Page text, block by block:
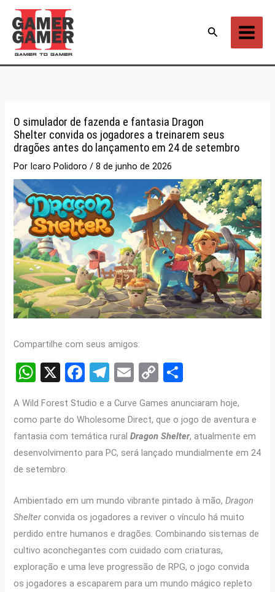
para
conteúdo
Pesquisar
O simulador de fazenda e fantasia Dragon
Shelter convida os jogadores a treinarem seus
dragões antes do lançamento em 24 de setembro
Por Icaro Polidoro/8 de junho de 2026
Compartilhe com seus amigos:
W
at
s
A
p
X
F
ce
b
o
T
e
gr
a
E
ail
C
py
Li
n
ar
e
A Wild Forest Studio e a Curve Games anunciaram hoje,
como parte do Wholesome Direct, que o jogo de aventura e
fantasia com temática ruralDragon Shelter, atualmente em
desenvolvimento para PC, será lançado mundialmente em 24
de setembro.
Ambientado em um mundo vibrante pintado à mão,Dragon
Shelter convida os jogadores a reviver o vínculo há muito
perdido entre humanos e dragões. Combinando sistemas de
cultivo aconchegantes com cuidado com criaturas,
exploração e uma leve progressão de RPG, o jogo convida
os jogadores a escaparem para um mundo mágico repleto